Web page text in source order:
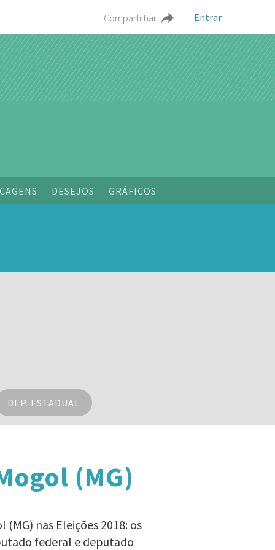
Compartilhar Entrar
DESEJOS GRÁFICOS
DEP. ESTADUAL
(MG)
nas Eleições 2018: os
federal e deputado